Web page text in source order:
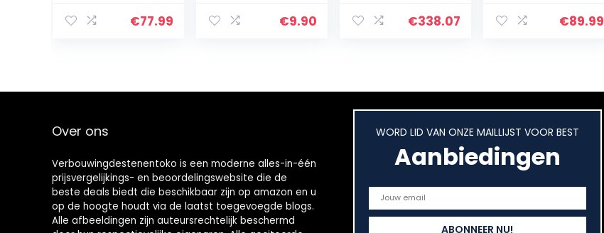
e (800 W, In€77.99
RE/CSB 650-2
€9.90
Klopboormachin
€338.07
boordiepte€89.99
Over ons
Verbouwingdestenentoko is een moderne alles-in-één
prijsvergelijkings- en beoordelingswebsite die de
beste deals biedt die beschikbaar zijn op amazon en u
op de hoogte houdt via de laatst toegevoegde blogs.
Alle afbeeldingen zijn auteursrechtelijk beschermd
WORD LID VAN ONZE MAILLIJST VOOR BEST
Aanbiedingen